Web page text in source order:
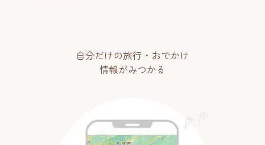
自分だけの旅行・おでかけ
情報がみつかる